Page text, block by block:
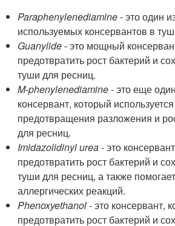
Paraphenylenediamine- это один
используемых консервантов в
Guanylide- это мощный
предотвратить рост бактерий и
туши для ресниц.
M-phenylenediamine- это еще
консервант, который
предотвращения разложения и
для ресниц.
Imidazolidinyl urea- это
предотвратить рост бактерий и
туши для ресниц, а также
аллергических реакций.
Phenoxyethanol- это консервант,
предотвратить рост бактерий и